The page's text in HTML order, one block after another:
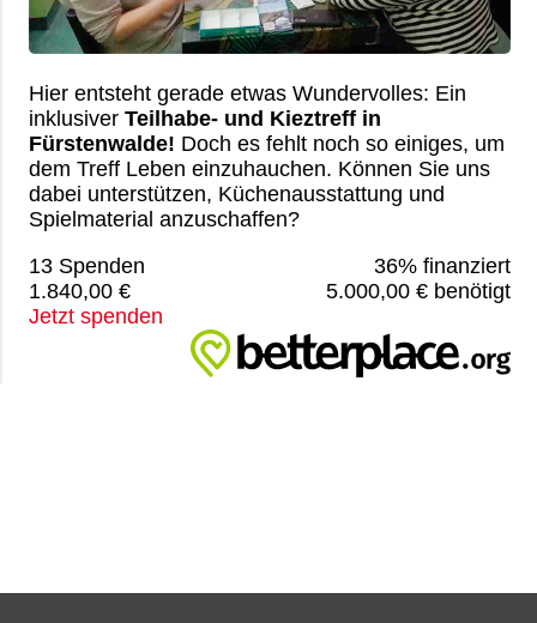
Hier entsteht gerade etwas Wundervolles: Ein
inklusiverTeilhabe- und Kieztreff in
Fürstenwalde! Doch es fehlt noch so einiges, um
dem Treff Leben einzuhauchen. Können Sie uns
dabei unterstützen, Küchenausstattung und
Spielmaterial anzuschaffen?
13 Spenden
36% finanziert
1.840,00 €
5.000,00 € benötigt
Jetzt spenden